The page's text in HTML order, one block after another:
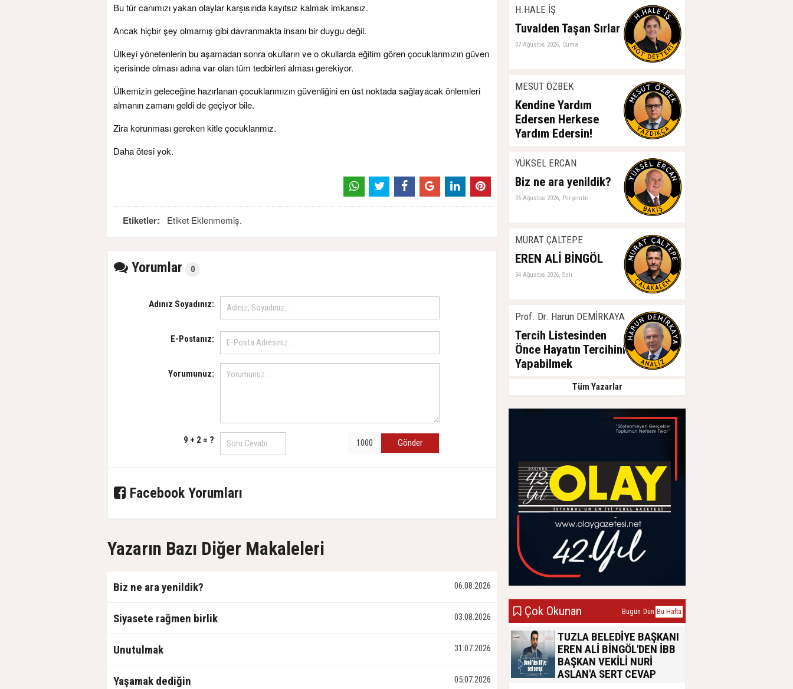
Bu tür canımızı yakan olaylar karşısında kayıtsız kalmak imkansız.
Ancak hiçbir şey olmamış gibi davranmakta insanı bir duygu değil.
Ülkeyi yönetenlerin bu aşamadan sonra okulların ve o okullarda eğitim gören çocuklarımızın güven
içerisinde olması adına var olan tüm tedbirleri alması gerekiyor.
Ülkemizin geleceğine hazırlanan çocuklarımızın güvenliğini en üst noktada sağlayacak önlemleri
almanın zamanı geldi de geçiyor bile.
Zira korunması gereken kitle çocuklarımız.
Daha ötesi yok.
Etiketler: Etiket Eklenmemiş.
Yorumlar 0
Adınız Soyadınız:
E-Postanız:
Yorumunuz:
9 + 2 = ? Gönder
Facebook Yorumları
Yazarın Bazı Diğer Makaleleri
Biz ne ara yenildik? 06.08.2026
Siyasete rağmen birlik 03.08.2026
Unutulmak 31.07.2026
Yaşamak dediğin 05.07.2026
H.HALE İŞ
Tuvalden Taşan Sırlar
07 Ağustos 2026, Cuma
MESUT ÖZBEK
Kendine Yardım
Edersen Herkese
Yardım Edersin!
YÜKSEL ERCAN
Biz ne ara yenildik?
06 Ağustos 2026, Perşembe
MURAT ÇALTEPE
EREN ALİ BİNGÖL
04 Ağustos 2026, Salı
Prof. Dr. Harun DEMİRKAYA
Tercih Listesinden
Önce Hayatın Tercihini
Yapabilmek
Tüm Yazarlar
Çok Okunan Bugün Dün Bu Hafta
TUZLA BELEDİYE BAŞKANI
EREN ALİ BİNGÖL'DEN İBB
BAŞKAN VEKİLİ NURİ
ASLAN'A SERT CEVAP